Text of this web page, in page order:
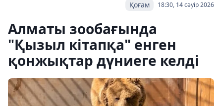
18:30, 14 сәуір 2026
Қоғам
Алматы зообағында
"Қызыл кітапқа" енген
қонжықтар дүниеге келді